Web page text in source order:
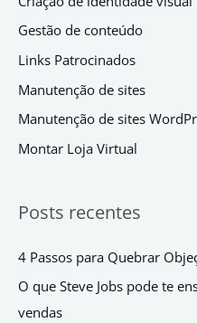
Gestão de conteúdo
Links Patrocinados
Manutenção de sites
Manutenção de sites
Montar Loja Virtual
Posts recentes
4 Passos para Quebrar
O que Steve Jobs pode te
vendas